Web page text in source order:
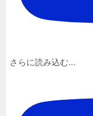
さらに読み込む...